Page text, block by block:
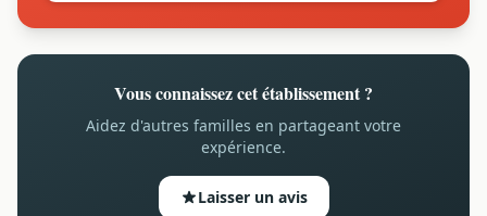
Vous connaissez cet établissement ?
Aidez d'autres familles en partageant votre
expérience.
Laisser un avis